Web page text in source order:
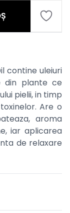
contine uleiuri
din plante ce
pielii, in timp
Are o
aroma
iar aplicarea
de relaxare